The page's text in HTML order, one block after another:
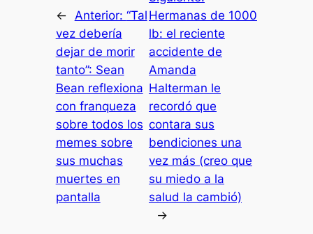
← Anterior: “Tal
vez debería
dejar de morir
tanto”: Sean
Bean reflexiona
con franqueza
sobre todos los
memes sobre
sus muchas
muertes en
pantalla
Hermanas de 1000
lb: el reciente
accidente de
Amanda
Halterman le
recordó que
contara sus
bendiciones una
vez más (creo que
su miedo a la
salud la cambió)
→